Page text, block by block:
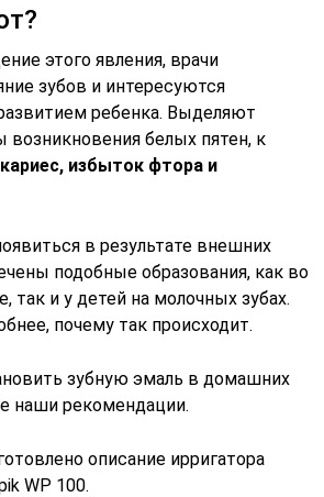
этого явления, врачи
зубов и интересуются
ребенка. Выделяют
белых пятен, к
кариес, избыток фтора и
в результате внешних
подобные образования, как во
так и у детей на молочных зубах.
почему так происходит.
зубную эмаль в домашних
наши рекомендации.
описание ирригатора
WP 100.